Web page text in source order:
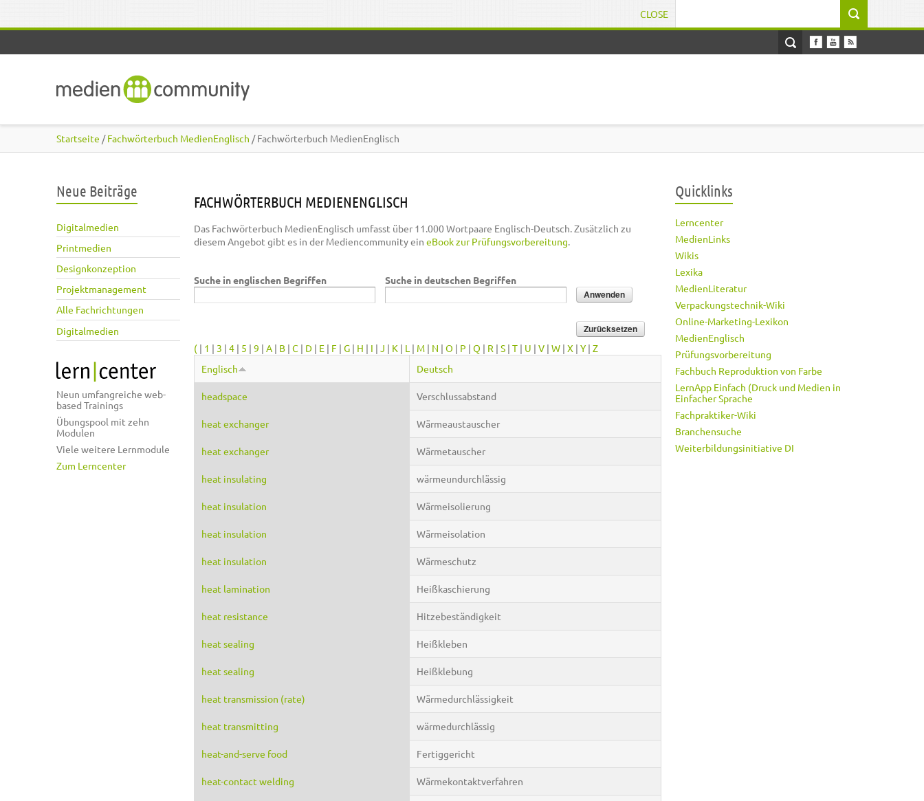
CLOSE
Startseite /Fachwörterbuch MedienEnglisch / Fachwörterbuch MedienEnglisch
Neue Beiträge
Digitalmedien
Printmedien
Designkonzeption
Projektmanagement
Alle Fachrichtungen
Digitalmedien
Neun umfangreiche web-
based Trainings
Übungspool mit zehn
Modulen
Viele weitere Lernmodule
Zum Lerncenter
FACHWÖRTERBUCH MEDIENENGLISCH
Das Fachwörterbuch MedienEnglisch umfasst über 11.000 Wortpaare Englisch-Deutsch. Zusätzlich zu
diesem Angebot gibt es in der Mediencommunity ein eBook zur Prüfungsvorbereitung.
Suche in englischen Begriffen Suche in deutschen Begriffen
( | 1 | 3 | 4 | 5 | 9 | A | B | C | D | E | F | G | H | I | J | K | L | M | N | O | P | Q | R | S | T | U | V | W | X | Y | Z
Englisch
Deutsch
headspace Verschlussabstand
heat exchanger Wärmeaustauscher
heat exchanger Wärmetauscher
heat insulating wärmeundurchlässig
heat insulation Wärmeisolierung
heat insulation Wärmeisolation
heat insulation Wärmeschutz
heat lamination Heißkaschierung
heat resistance Hitzebeständigkeit
heat sealing Heißkleben
heat sealing Heißklebung
heat transmission (rate) Wärmedurchlässigkeit
heat transmitting wärmedurchlässig
heat-and-serve food Fertiggericht
heat-contact welding Wärmekontaktverfahren
Quicklinks
Lerncenter
MedienLinks
Wikis
Lexika
MedienLiteratur
Verpackungstechnik-Wiki
Online-Marketing-Lexikon
MedienEnglisch
Prüfungsvorbereitung
Fachbuch Reproduktion von Farbe
LernApp Einfach (Druck und Medien in
Einfacher Sprache
Fachpraktiker-Wiki
Branchensuche
Weiterbildungsinitiative DI